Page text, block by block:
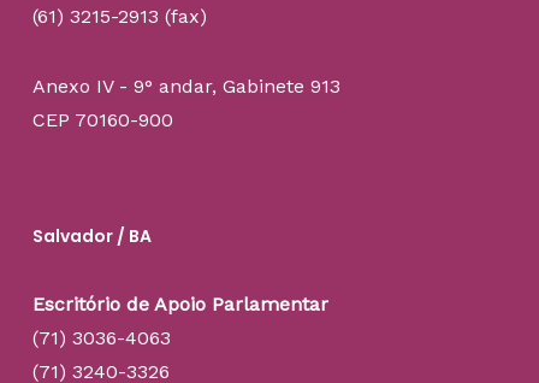
(61) 3215-2913 (fax)
Anexo IV - 9° andar, Gabinete 913
CEP 70160-900
Salvador / BA
Escritório de Apoio Parlamentar
(71) 3036-4063
(71) 3240-3326